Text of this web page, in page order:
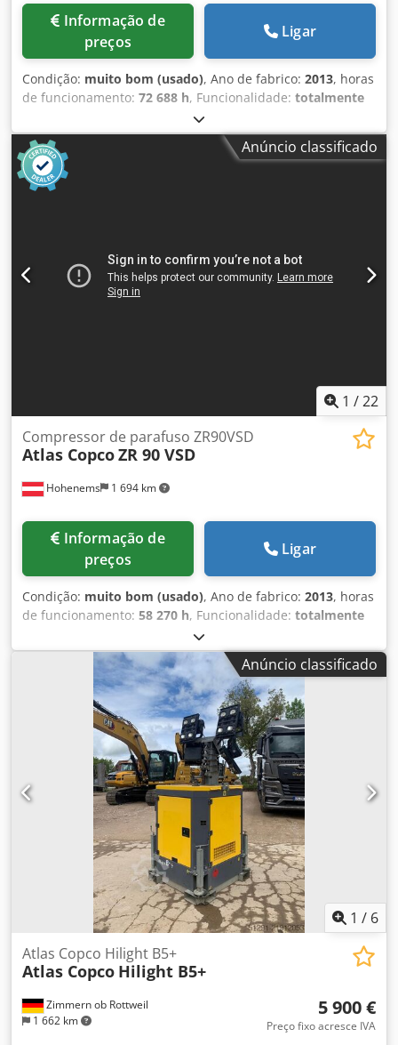
preços
Ligar
Condição: muito bom (usado), Ano de fabrico: 2013, horas
de funcionamento: 72 688 h, Funcionalidade: totalmente
, Compressor de parafusos Atlas Copco
GA45VSDFF Inversor e secador integrados. 45 kW 12,75 bar
8,67 m3/min Ano de fabricação: 2013 Horas de
funcionamento: 72.688 h Credpfx Ajznlx Sscnef
Anúncio classificado
1 /22
Hohenems 1 694 km
Compressor de parafuso ZR90VSD
Atlas CopcoZR 90 VSD
preços
Ligar
Condição: muito bom (usado), Ano de fabrico: 2013, horas
de funcionamento: 58 270 h, Funcionalidade: totalmente
, Compressor de parafuso sem óleo Atlas Copco
ZR90VSD Inversor integrado 90 kW 9 bar 15,50 m³/min Ano
de fabricação: 2013 Credpfxozmwc He Acnef Horas de
operação: 58.270
Anúncio classificado
1 / 6
Zimmern ob Rottweil
1 662 km
Atlas Copco Hilight B5+
Atlas Copco Hilight B5+
5 900 €
Preço fixo acresce IVA